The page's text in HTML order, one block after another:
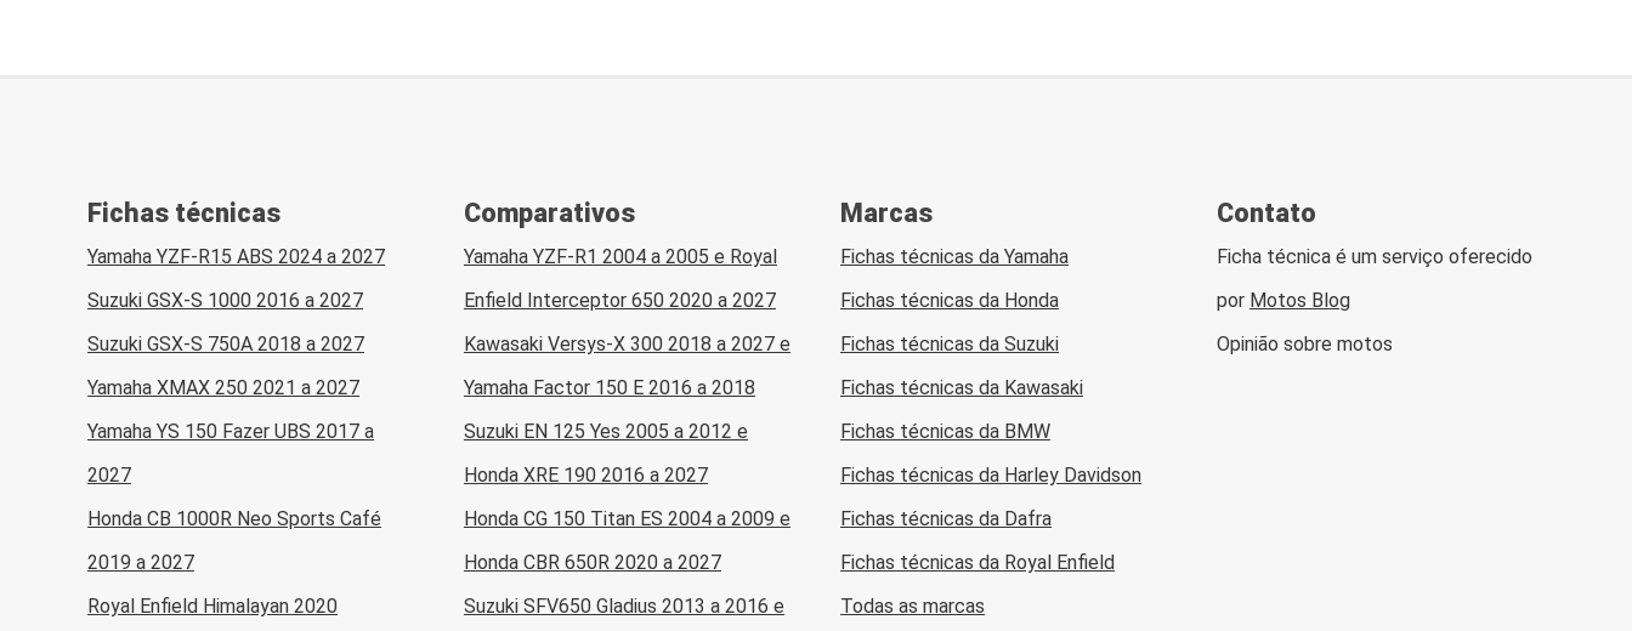
Fichas técnicas
Yamaha YZF-R15 ABS 2024 a 2027
Suzuki GSX-S 1000 2016 a 2027
Suzuki GSX-S 750A 2018 a 2027
Yamaha XMAX 250 2021 a 2027
Yamaha YS 150 Fazer UBS 2017 a
2027
Honda CB 1000R Neo Sports Café
2019 a 2027
Royal Enfield Himalayan 2020
Comparativos
Yamaha YZF-R1 2004 a 2005 e Royal
Enfield Interceptor 650 2020 a 2027
Kawasaki Versys-X 300 2018 a 2027 e
Yamaha Factor 150 E 2016 a 2018
Suzuki EN 125 Yes 2005 a 2012 e
Honda XRE 190 2016 a 2027
Honda CG 150 Titan ES 2004 a 2009 e
Honda CBR 650R 2020 a 2027
Suzuki SFV650 Gladius 2013 a 2016 e
Marcas
Fichas técnicas da Yamaha
Fichas técnicas da Honda
Fichas técnicas da Suzuki
Fichas técnicas da Kawasaki
Fichas técnicas da BMW
Fichas técnicas da Harley Davidson
Fichas técnicas da Dafra
Fichas técnicas da Royal Enfield
Todas as marcas
Contato
Ficha técnica é um serviço oferecido
por Motos Blog
Opinião sobre motos